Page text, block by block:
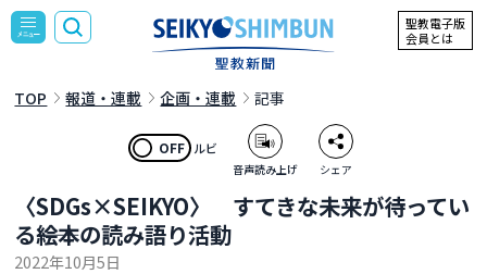
聖教電子版
会員とは
TOP 報道・連載 企画・連載 記事
OFF ルビ
音声読み上げ シェア
〈SDGs×SEIKYO〉 すてきな未来が待ってい
る――絵本の読み語り活動
2022年10月5日